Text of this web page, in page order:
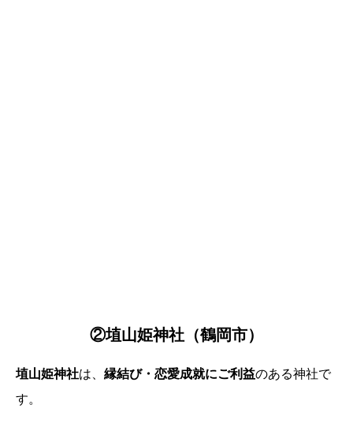
②埴山姫神社（鶴岡市）
埴山姫神社は、 縁結び・恋愛成就にご利益のある神社で
す。